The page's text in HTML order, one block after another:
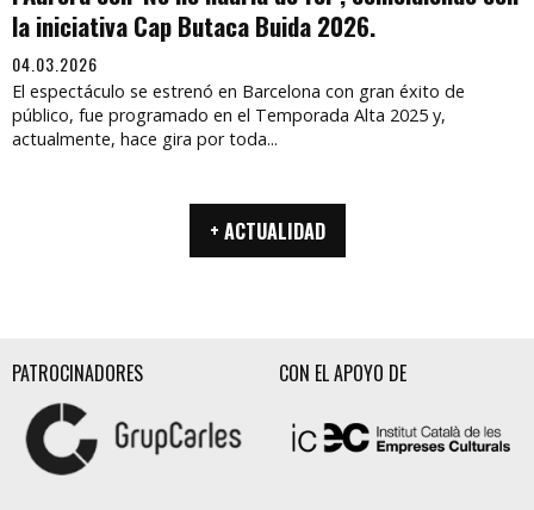
la iniciativa Cap Butaca Buida 2026.
04.03.2026
El espectáculo se estrenó en Barcelona con gran éxito de
público, fue programado en el Temporada Alta 2025 y,
actualmente, hace gira por toda...
+ ACTUALIDAD
PATROCINADORES CON EL APOYO DE